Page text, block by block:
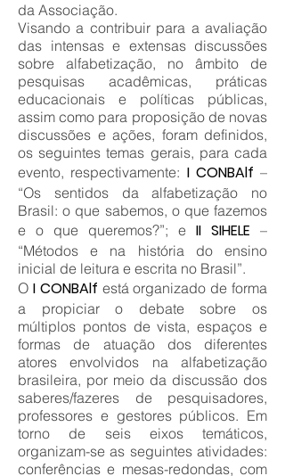
da Associação.
Visando a contribuir para a avaliação
das intensas e extensas discussões
sobre alfabetização, no âmbito de
pesquisas acadêmicas, práticas
educacionais e políticas públicas,
assim como para proposição de novas
discussões e ações, foram definidos,
os seguintes temas gerais, para cada
evento, respectivamente: I CONBAlf –
“Os sentidos da alfabetização no
Brasil: o que sabemos, o que fazemos
e o que queremos?”; e II SIHELE –
“Métodos e na história do ensino
inicial de leitura e escrita no Brasil”.
O I CONBAlf está organizado de forma
a propiciar o debate sobre os
múltiplos pontos de vista, espaços e
formas de atuação dos diferentes
atores envolvidos na alfabetização
brasileira, por meio da discussão dos
saberes/fazeres de pesquisadores,
professores e gestores públicos. Em
torno de seis eixos temáticos,
organizam-se as seguintes atividades:
conferências e mesas-redondas, com